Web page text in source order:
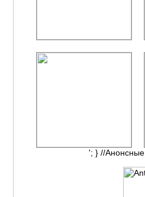
'; } //Анонсные